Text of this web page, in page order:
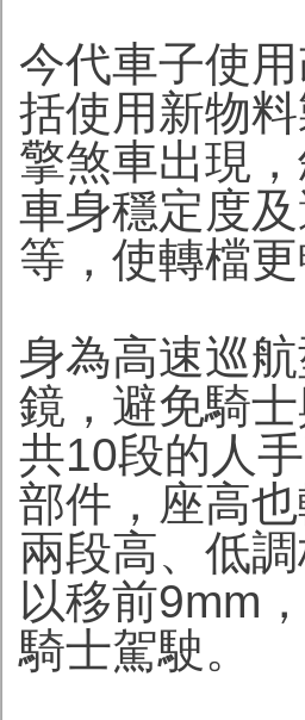
今代車子使
括使用新物
擎煞車出現
車身穩定度
等，使轉檔
身為高速巡
鏡，避免騎
共10段的人
部件，座高
兩段高、低
以移前9mm
騎士駕駛。